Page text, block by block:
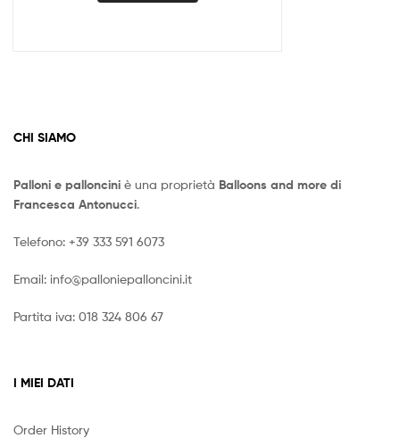
CHI SIAMO
Palloni e palloncini è una proprietà Balloons and more di
Francesca Antonucci.
Telefono: +39 333 591 6073
Email: info@palloniepalloncini.it
Partita iva: 018 324 806 67
I MIEI DATI
Order History